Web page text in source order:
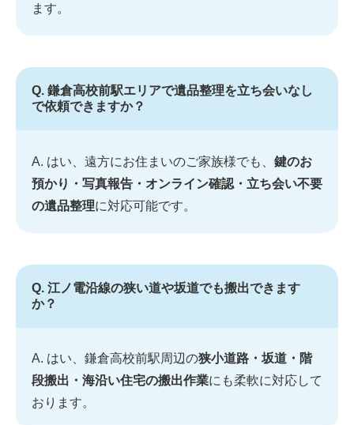
ます。
Q. 鎌倉高校前駅エリアで遺品整理を立ち会いなし
で依頼できますか？
A. はい、遠方にお住まいのご家族様でも、 鍵のお
預かり・写真報告・オンライン確認・立ち会い不要
の遺品整理に対応可能です。
Q. 江ノ電沿線の狭い道や坂道でも搬出できます
か？
A. はい、鎌倉高校前駅周辺の狭小道路・坂道・階
段搬出・海沿い住宅の搬出作業にも柔軟に対応して
おります。